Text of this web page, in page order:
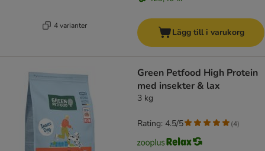
4 varianter
Lägg till i varukorg
Green Petfood High Protein
med insekter & lax
3 kg
Rating: 4.5/5 (4)